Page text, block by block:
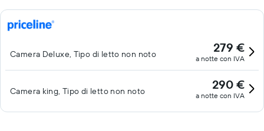
Camera Deluxe, Tipo di letto non noto 279 €
a notte con IVA
Camera king, Tipo di letto non noto 290 €
a notte con IVA